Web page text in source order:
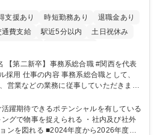
支援あり 時短勤務あり
退職金あり
通費支給 駅近5分以内
土日祝休み
として、
営業などの業務に従事していただきま
業部の勤労業務 ■海外に関係する各種業
ス】入社後の配属
た後、本人の適性及び将来のキャリアを
います。 【育成】OJTでの現場育成や研
躍期待できるポテンシャルを有している
グで物事を捉えられる ・社内及び社外
年度から2026年度ま